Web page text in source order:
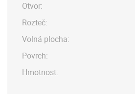
Otvor:
Rozteč:
Volná plocha:
Povrch:
Hmotnost: